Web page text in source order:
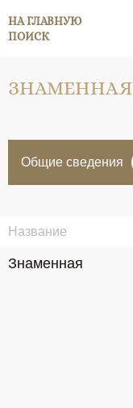
НА ГЛАВНУЮ
ПОИСК
ЗНАМЕННАЯ
Общие сведения
Название
Знаменная